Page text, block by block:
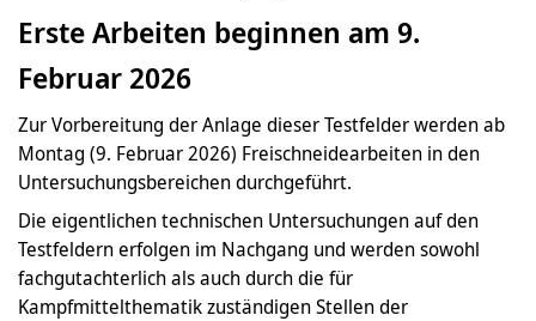
Erste Arbeiten beginnen am 9.
Februar 2026
Zur Vorbereitung der Anlage dieser Testfelder werden ab
Montag (9. Februar 2026) Freischneidearbeiten in den
Untersuchungsbereichen durchgeführt.
Die eigentlichen technischen Untersuchungen auf den
Testfeldern erfolgen im Nachgang und werden sowohl
fachgutachterlich als auch durch die für
Kampfmittelthematik zuständigen Stellen der